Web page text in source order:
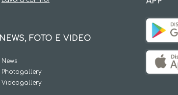
NEWS, FOTO E VIDEO
News
Photogallery
Videogallery